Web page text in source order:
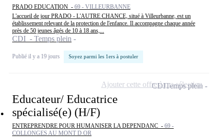
PRADO EDUCATION - 69 - VILLEURBANNE
L'accueil de jour PRADO - L'AUTRE CHANCE, situé à Villeurbanne, est un
établissement relevant de la protection de l'enfance. Il accompagne chaque année
près de 50 jeunes âgés de 10 à 18 ans,...
CDI - Temps plein
Publié il y a 19 jours Soyez parmi les 1ers à postuler
Educateur/ Educatrice
spécialisé(e) (H/F)
ENTREPRENDRE POUR HUMANISER LA DEPENDANC - 69 -
COLLONGES AU MONT D OR
CDITemps plein
Ajouter cette offre à ma sélection